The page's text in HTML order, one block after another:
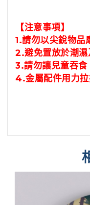
【注意事項】
1.請勿以尖銳物品
2.避免置放於潮濕
3.請勿讓兒童吞食
4.金屬配件用力